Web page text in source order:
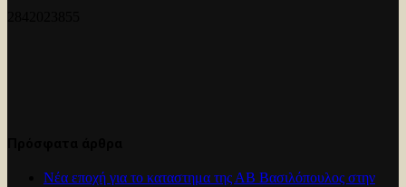
Νέα εποχή για το καταστημα της ΑΒ Βασιλόπουλος στην